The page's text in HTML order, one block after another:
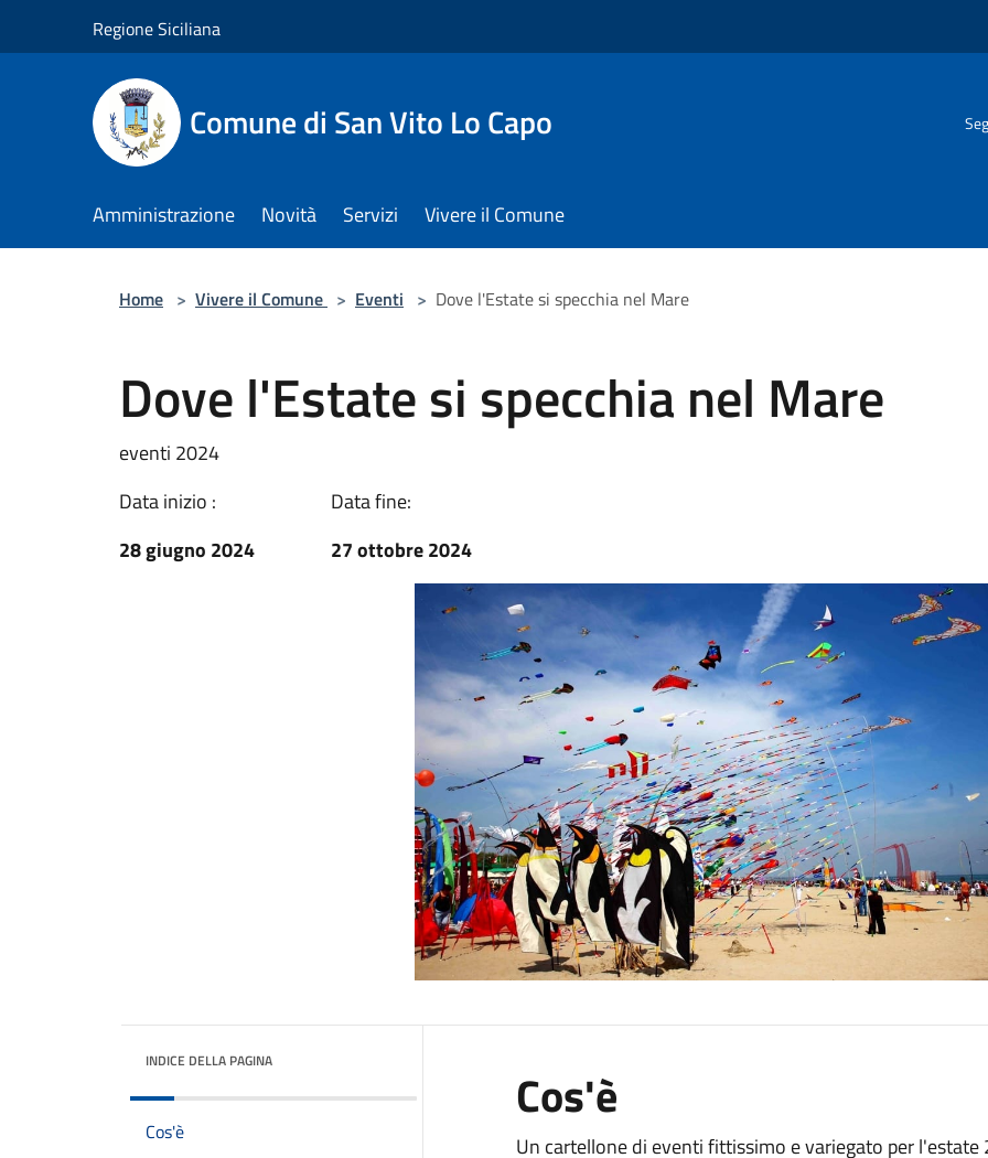
Regione Siciliana
Comune di San Vito Lo Capo
Amministrazione Novità Servizi Vivere il Comune
Home > Vivere il Comune > Eventi > Dove l'Estate si specchia nel Mare
Dove l'Estate si specchia nel Mare
eventi 2024
Data inizio :
28 giugno 2024
Data fine:
27 ottobre 2024
INDICE DELLA PAGINA
Cos'è
Cos'è
Un cartellone di eventi fittissimo e variegato per l'estate